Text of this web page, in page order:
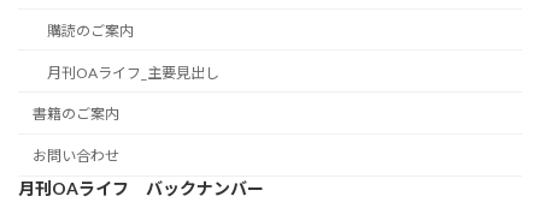
購読のご案内
月刊OAライフ_主要見出し
書籍のご案内
お問い合わせ
月刊OAライフ バックナンバー